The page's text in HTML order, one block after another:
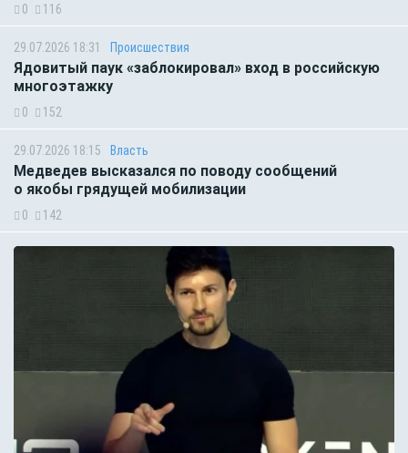
0 116
29.07.2026 18:31 Происшествия
Ядовитый паук «заблокировал» вход в российскую
многоэтажку
0 152
29.07.2026 18:15 Власть
Медведев высказался по поводу сообщений
о якобы грядущей мобилизации
0 142